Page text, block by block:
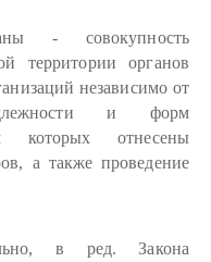
- совокупность
территории органов
независимо от
и форм
которых отнесены
а также проведение
в ред. Закона